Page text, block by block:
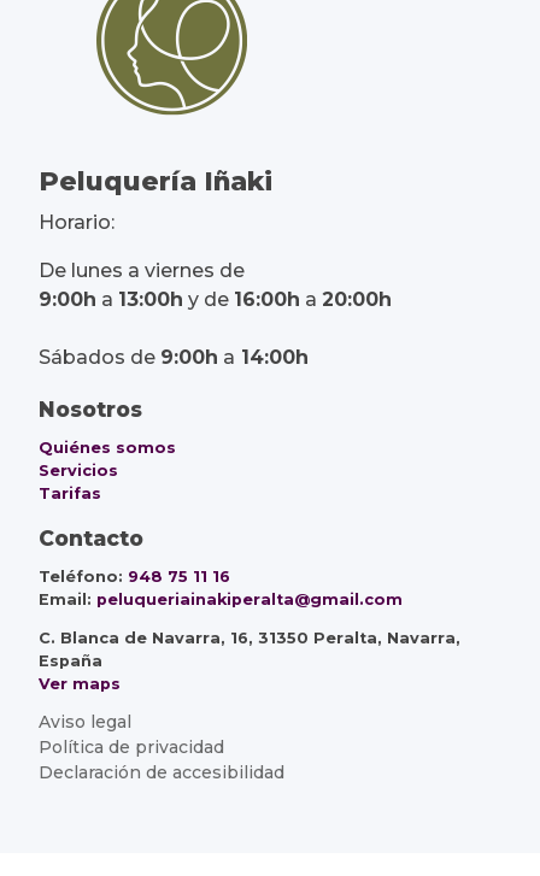
Peluquería Iñaki
Horario:
De lunes a viernes de
9:00h a 13:00h y de 16:00h a 20:00h
Sábados de 9:00h a 14:00h
Nosotros
Quiénes somos
Servicios
Tarifas
Contacto
Teléfono: 948 75 11 16
Email: peluqueriainakiperalta@gmail.com
C. Blanca de Navarra, 16, 31350 Peralta, Navarra,
España
Ver maps
Aviso legal
Política de privacidad
Declaración de accesibilidad